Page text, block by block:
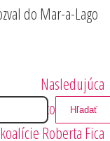
do Mar-a-Lago
Nasledujúci
príspevok
Nasledujúca
Neistoty krehkej
koalície Roberta Fica
Hľadať